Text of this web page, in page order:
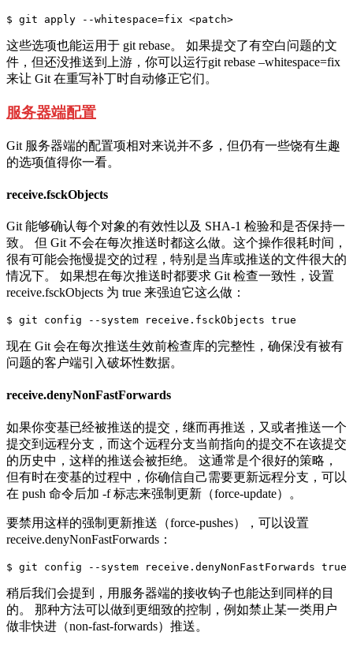
这些选项也能运用于 git rebase。 如果提交了有空白问题的文
件，但还没推送到上游，你可以运行git rebase –whitespace=fix
来让 Git 在重写补丁时自动修正它们。
服务器端配置
Git 服务器端的配置项相对来说并不多，但仍有一些饶有生趣
的选项值得你一看。
receive.fsckObjects
Git 能够确认每个对象的有效性以及 SHA-1 检验和是否保持一
致。 但 Git 不会在每次推送时都这么做。这个操作很耗时间，
很有可能会拖慢提交的过程，特别是当库或推送的文件很大的
情况下。 如果想在每次推送时都要求 Git 检查一致性，设置
receive.fsckObjects 为 true 来强迫它这么做：
现在 Git 会在每次推送生效前检查库的完整性，确保没有被有
问题的客户端引入破坏性数据。
receive.denyNonFastForwards
如果你变基已经被推送的提交，继而再推送，又或者推送一个
提交到远程分支，而这个远程分支当前指向的提交不在该提交
的历史中，这样的推送会被拒绝。 这通常是个很好的策略，
但有时在变基的过程中，你确信自己需要更新远程分支，可以
在 push 命令后加 -f 标志来强制更新（force-update）。
要禁用这样的强制更新推送（force-pushes），可以设置
receive.denyNonFastForwards：
稍后我们会提到，用服务器端的接收钩子也能达到同样的目
的。 那种方法可以做到更细致的控制，例如禁止某一类用户
做非快进（non-fast-forwards）推送。